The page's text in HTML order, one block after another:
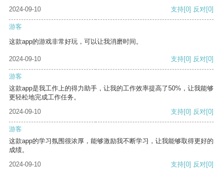
2024-09-10 支持[0] 反对[0]
游客
这款app的游戏非常好玩，可以让我消磨时间。
2024-09-10 支持[0] 反对[0]
游客
这款app是我工作上的得力助手，让我的工作效率提高了50%，让我能够
更轻松地完成工作任务。
2024-09-10
支持[0] 反对[0]
游客
这款app的学习氛围很浓厚，能够激励我不断学习，让我能够取得更好的
成绩。
2024-09-10
支持[0] 反对[0]